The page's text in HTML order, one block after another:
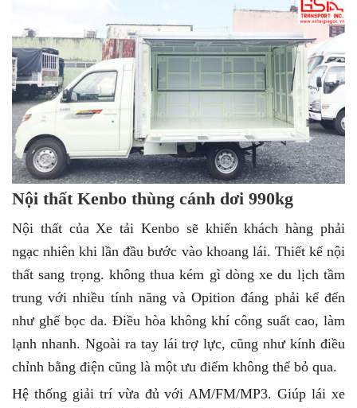
Nội thất Kenbo thùng cánh dơi 990kg
Nội thất của Xe tải Kenbo sẽ khiến khách hàng phải
ngạc nhiên khi lần đầu bước vào khoang lái. Thiết kế nội
thất sang trọng. không thua kém gì dòng xe du lịch tầm
trung với nhiều tính năng và Opition đáng phải kể đến
như ghế bọc da. Điều hòa không khí công suất cao, làm
lạnh nhanh. Ngoài ra tay lái trợ lực, cũng như kính điều
chỉnh bằng điện cũng là một ưu điểm không thể bỏ qua.
Hệ thống giải trí vừa đủ với AM/FM/MP3. Giúp lái xe